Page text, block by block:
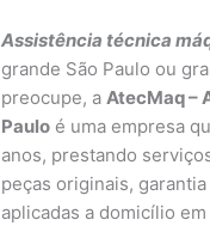
Assistência técnica
grande São Paulo ou
preocupe, a AtecMaq –
Paulo é uma empresa
anos, prestando
peças originais,
aplicadas a domicílio em